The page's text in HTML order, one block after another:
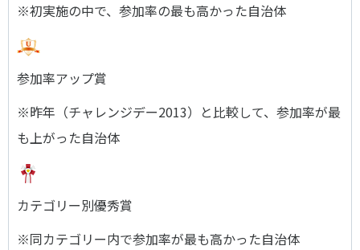
※初実施の中で、参加率の最も高かった自治体
参加率アップ賞
※昨年（チャレンジデー2013）と比較して、参加率が最
も上がった自治体
カテゴリー別優秀賞
※同カテゴリー内で参加率が最も高かった自治体